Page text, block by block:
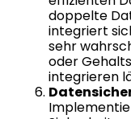
doppelte
integriert
sehr
oder
integrieren